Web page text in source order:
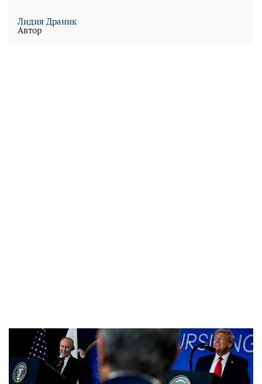
Лидия Драник
Автор